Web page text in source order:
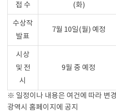
접 수
(화)
수상작
발표
7월 10일(월) 예정
시상
및 전
시
9월 중 예정
※ 일정이나 내용은 여건에 따라 변
광역시 홈페이지에 공지